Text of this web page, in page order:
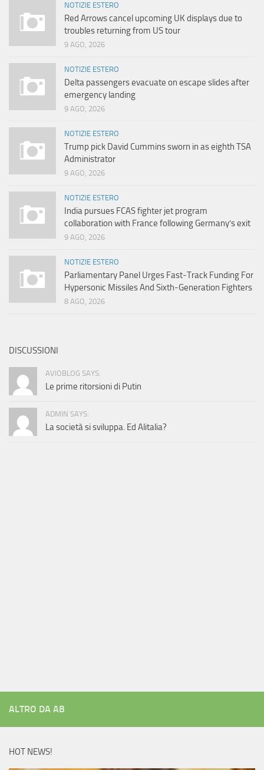
NOTIZIE ESTERO
Red Arrows cancel upcoming UK displays due to
troubles returning from US tour
9 AGO, 2026
NOTIZIE ESTERO
Delta passengers evacuate on escape slides after
emergency landing
9 AGO, 2026
NOTIZIE ESTERO
Trump pick David Cummins sworn in as eighth TSA
Administrator
9 AGO, 2026
NOTIZIE ESTERO
India pursues FCAS fighter jet program
collaboration with France following Germany’s exit
9 AGO, 2026
NOTIZIE ESTERO
Parliamentary Panel Urges Fast-Track Funding For
Hypersonic Missiles And Sixth-Generation Fighters
8 AGO, 2026
DISCUSSIONI
AVIOBLOG SAYS:
Le prime ritorsioni di Putin
ADMIN SAYS:
La società si sviluppa. Ed Alitalia?
ALTRO DA AB
HOT NEWS!